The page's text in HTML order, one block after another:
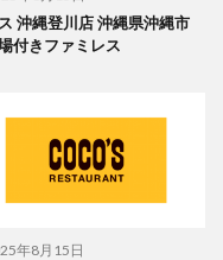
沖縄登川店 沖縄県沖縄市
付きファミレス
年8月15日